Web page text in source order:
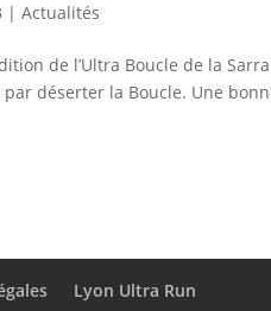
|Actualités
de l’Ultra Boucle de la
déserter la Boucle. Une
Lyon Ultra Run